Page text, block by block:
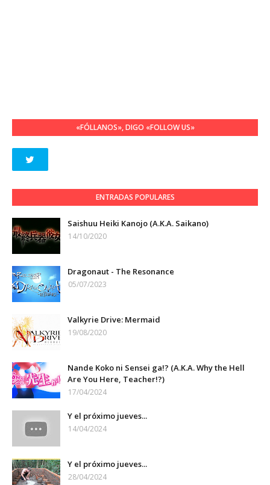
«FÓLLANOS», DIGO «FOLLOW US»
ENTRADAS POPULARES
Saishuu Heiki Kanojo (A.K.A. Saikano)
14/10/2020
Dragonaut - The Resonance
05/07/2023
Valkyrie Drive: Mermaid
19/08/2020
Nande Koko ni Sensei ga!? (A.K.A. Why the Hell
Are You Here, Teacher!?)
17/04/2024
Y el próximo jueves...
14/04/2024
Y el próximo jueves...
28/04/2024